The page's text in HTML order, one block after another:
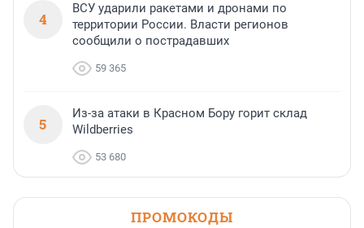
4
ВСУ ударили ракетами и дронами по
территории России. Власти регионов
сообщили о пострадавших
59 365
5
Из-за атаки в Красном Бору горит склад
Wildberries
53 680
ПРОМОКОДЫ